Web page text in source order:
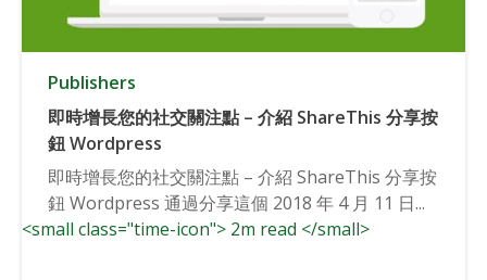
Publishers
即時增長您的社交關注點 – 介紹 ShareThis 分享按
鈕 Wordpress
即時增長您的社交關注點 – 介紹 ShareThis 分享按
鈕 Wordpress 通過分享這個 2018 年 4 月 11 日...
<small class="time-icon"> 2m read </small>